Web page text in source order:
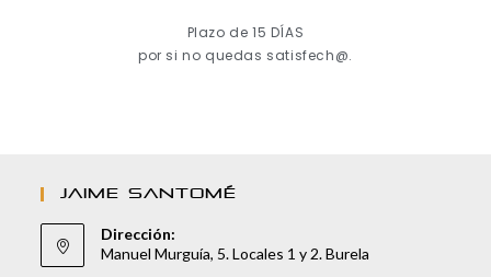
Plazo de 15 DÍAS
por si no quedas satisfech@.
JAIME SANTOMÉ
Dirección:
Manuel Murguía, 5. Locales 1 y 2. Burela